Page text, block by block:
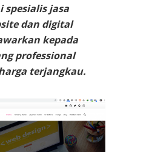
spesialis jasa
dan digital
kepada
professional
terjangkau.